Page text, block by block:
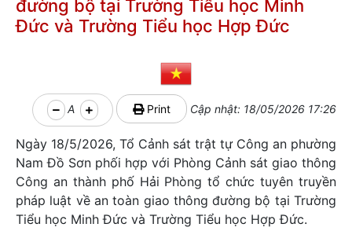
đường bộ tại Trường Tiểu học Minh
Đức và Trường Tiểu học Hợp Đức
A Print Cập nhật: 18/05/2026 17:26
Ngày 18/5/2026, Tổ Cảnh sát trật tự Công an phường
Nam Đồ Sơn phối hợp với Phòng Cảnh sát giao thông
Công an thành phố Hải Phòng tổ chức tuyên truyền
pháp luật về an toàn giao thông đường bộ tại Trường
Tiểu học Minh Đức và Trường Tiểu học Hợp Đức.